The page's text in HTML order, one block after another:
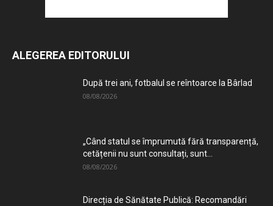
ALEGEREA EDITORULUI
După trei ani, fotbalul se reîntoarce la Bârlad
08/08/2026
„Când statul se împrumută fără transparență,
cetățenii nu sunt consultați, sunt...
08/08/2026
Direcția de Sănătate Publică: Recomandări